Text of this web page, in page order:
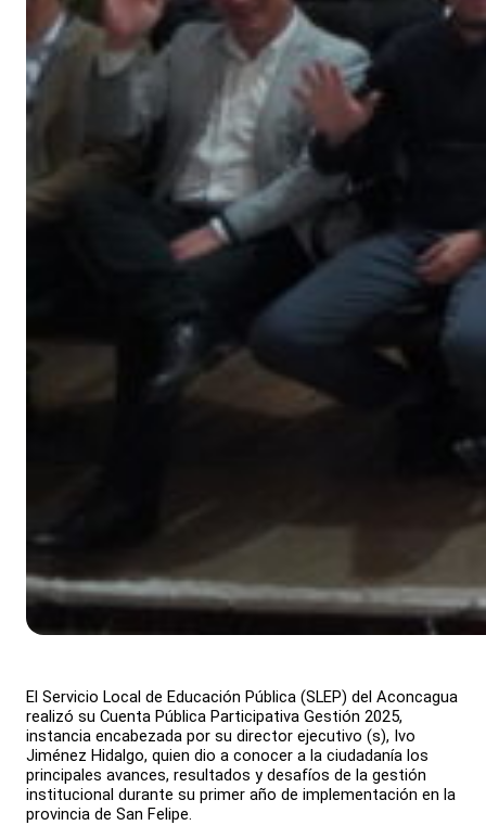
El Servicio Local de Educación Pública (SLEP) del Aconcagua
realizó su Cuenta Pública Participativa Gestión 2025,
instancia encabezada por su director ejecutivo (s), Ivo
Jiménez Hidalgo, quien dio a conocer a la ciudadanía los
principales avances, resultados y desafíos de la gestión
institucional durante su primer año de implementación en la
provincia de San Felipe.